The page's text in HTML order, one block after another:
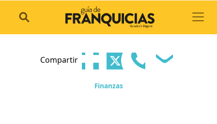
Compartir
Finanzas